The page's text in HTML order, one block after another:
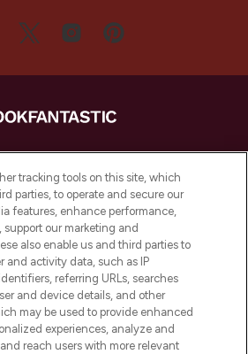
ist Europas ultimativer
mit den besten
aus Haut- und Haarpflege
Up von über 200
Marken. Shoppe online
die App mit kostenloser
Einkaufswert von 30€.
Einwilligung
or Share My Personal
Information
tracking tools on this site, which
parties, to operate and secure our
features, enhance performance,
support our marketing and
also enable us and third parties to
and activity data, such as IP
referring URLs, searches
and device details, and other
may be used to provide enhanced
experiences, analyze and
reach users with more relevant